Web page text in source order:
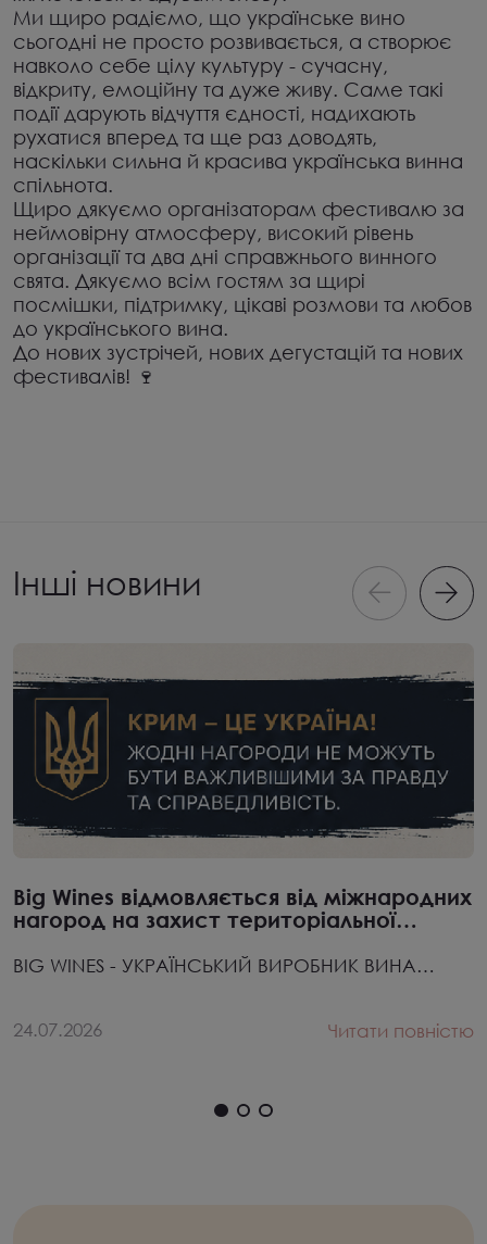
Ми щиро радіємо, що українське вино
сьогодні не просто розвивається, а створює
навколо себе цілу культуру - сучасну,
відкриту, емоційну та дуже живу. Саме такі
події дарують відчуття єдності, надихають
рухатися вперед та ще раз доводять,
наскільки сильна й красива українська винна
спільнота.
Щиро дякуємо організаторам фестивалю за
неймовірну атмосферу, високий рівень
організації та два дні справжнього винного
свята. Дякуємо всім гостям за щирі
посмішки, підтримку, цікаві розмови та любов
до українського вина.
До нових зустрічей, нових дегустацій та нових
фестивалів! 🍷
Інші новини
Big Wines відмовляється від міжнародних
нагород на захист територіальної
BIG WINES - УКРАЇНСЬКИЙ ВИРОБНИК ВИНА
24.07.2026
Читати повністю